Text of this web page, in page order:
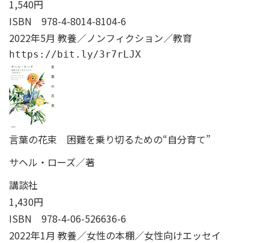
1,540円
ISBN 978-4-8014-8104-6
2022年5月 教養／ノンフィクション／教育
https://bit.ly/3r7rLJX
言葉の花束 困難を乗り切るための“自分育て”
サヘル・ローズ／著
講談社
1,430円
ISBN 978-4-06-526636-6
2022年1月 教養／女性の本棚／女性向けエッセイ